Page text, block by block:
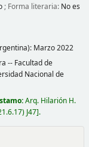
; Forma literaria: No es
Marzo 2022
-- Facultad de
Nacional de
Arq. Hilarión H.
J47 .